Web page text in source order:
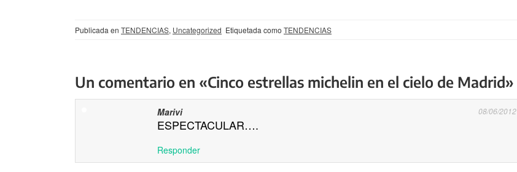
Publicada en TENDENCIAS, Uncategorized Etiquetada como TENDENCIAS
Un comentario en «Cinco estrellas michelin en el cielo de Madrid»
Marivi 08/06/2012
ESPECTACULAR….
Responder